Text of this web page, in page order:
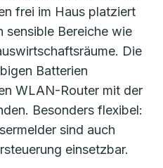
frei im Haus platziert
sensible Bereiche wie
Die
Batterien
WLAN-Router mit der
Besonders flexibel:
sind auch
einsetzbar.